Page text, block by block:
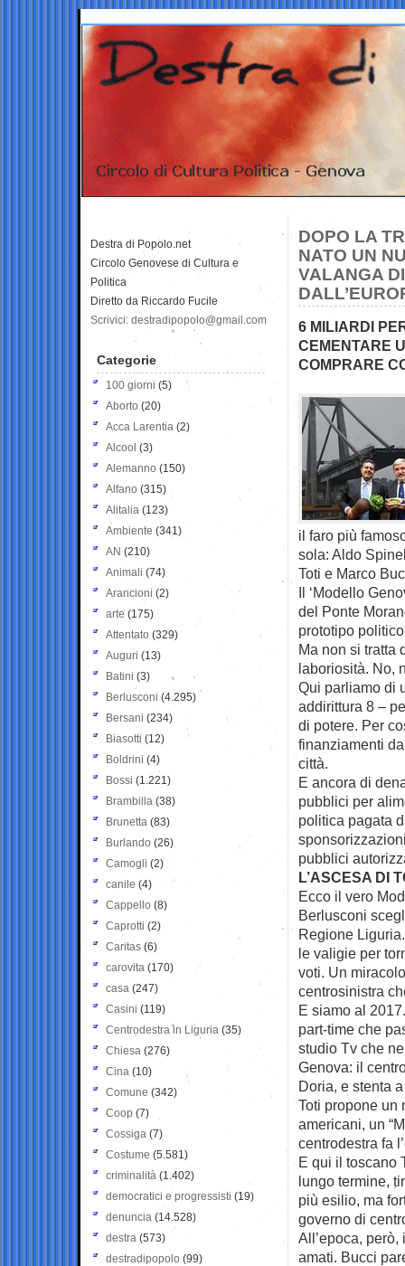
DOPO LA
NATO UN
VALANGA
6 MILIARDI
CEMENTARE
COMPRARE
il faro più
sola: Aldo
Toti e Marco
Il ‘Modello
del Ponte
prototipo
Ma non si tratta
laboriosità. No,
Qui parliamo di
addirittura 8 –
di potere. Per
finanziamenti
città.
E ancora di
pubblici per
politica pagata
pubblici
L’ASCESA DI
Ecco il vero
Berlusconi
Regione
le valigie per
voti. Un
centrosinistra
E siamo al
part-time che
studio Tv che
Genova: il
Doria, e stenta
Toti propone un
americani, un
centrodestra fa
E qui il toscano
lungo termine,
più esilio, ma
governo di
All’epoca,
amati. Bucci
Destra di Popolo.net
Circolo Genovese di Cultura e
Politica
Diretto da Riccardo Fucile
Scrivici: destradipopolo@gmail.com
Categorie
100 giorni (5)
Aborto (20)
Acca Larentia (2)
Alcool (3)
Alemanno (150)
Alfano (315)
Alitalia (123)
Ambiente (341)
AN (210)
Animali (74)
Arancioni (2)
arte (175)
Attentato (329)
Auguri (13)
Batini (3)
Berlusconi (4.295)
Bersani (234)
Biasotti (12)
Boldrini (4)
Bossi (1.221)
Brambilla (38)
Brunetta (83)
Burlando (26)
Camogli (2)
canile (4)
Cappello (8)
Caprotti (2)
Caritas (6)
carovita (170)
casa (247)
Casini (119)
Centrodestra in Liguria (35)
Chiesa (276)
Cina (10)
Comune (342)
Coop (7)
Cossiga (7)
Costume (5.581)
criminalità (1.402)
democratici e progressisti (19)
denuncia (14.528)
destra (573)
destradipopolo (99)